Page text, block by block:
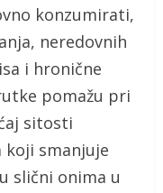
konzumirati,
neredovnih
i hronične
pomažu pri
sitosti
koji smanjuje
slični onima u